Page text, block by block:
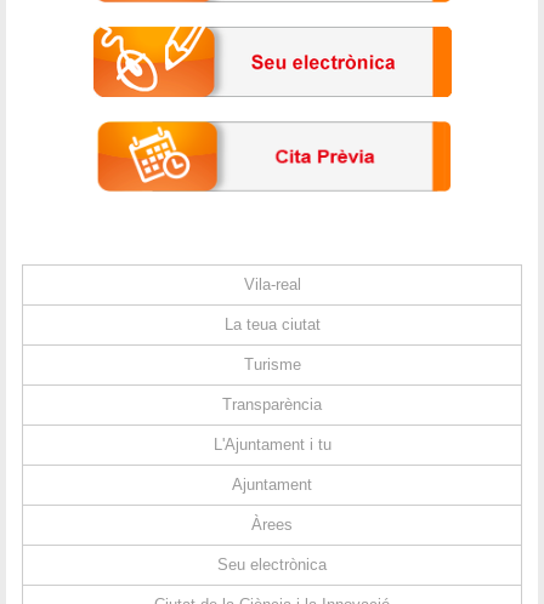
Vila-real
La teua ciutat
Turisme
Transparència
L'Ajuntament i tu
Ajuntament
Àrees
Seu electrònica